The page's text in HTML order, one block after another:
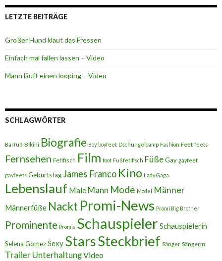
LETZTE BEITRÄGE
Großer Hund klaut das Fressen
Einfach mal fallen lassen – Video
Mann läuft einen looping – Video
SCHLAGWÖRTER
Barfuß Bikini Biografie Boy boyfeet Dschungelcamp Fashion Feet feets
Fernsehen Fetifisch Film foot Fußfetifisch FüßeGay gayfeet
gayfeets Geburtstag James Franco Kino Lady Gaga
Lebenslauf Male Mann Mode Model Männer
Männerfüße Nackt Promi-News Promi Big Brother
Prominente Promis Schauspieler Schauspielerin
Selena GomezSexy StarsSteckbrief Sänger Sängerin
Trailer UnterhaltungVideo